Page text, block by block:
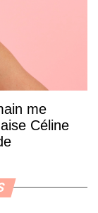
me
Céline